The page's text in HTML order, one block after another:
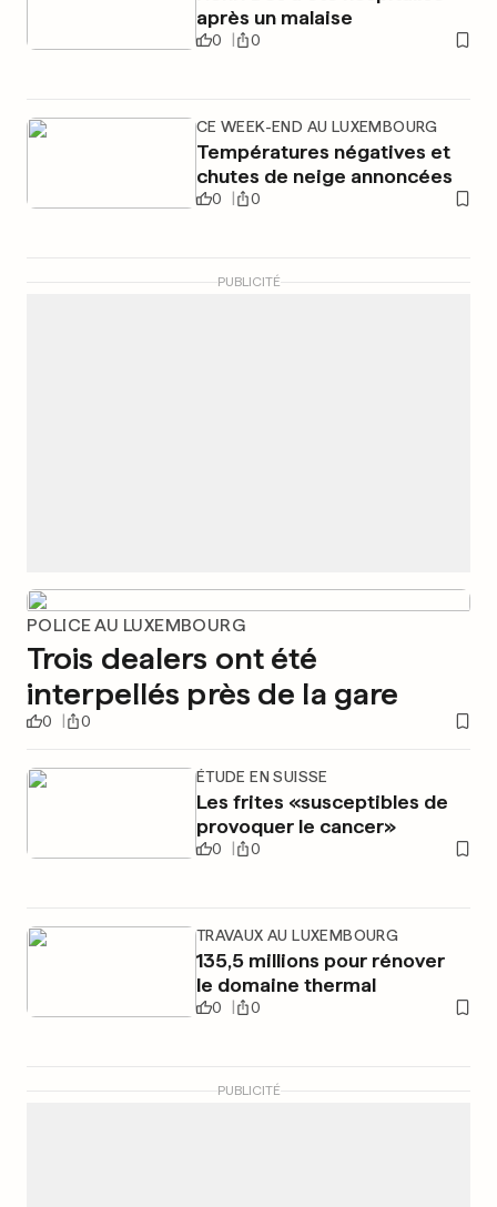
après un malaise
0 0
CE WEEK-END AU LUXEMBOURG
Températures négatives et
chutes de neige annoncées
0 0
PUBLICITÉ
POLICE AU LUXEMBOURG
Trois dealers ont été
interpellés près de la gare
0 0
ÉTUDE EN SUISSE
Les frites «susceptibles de
provoquer le cancer»
0 0
TRAVAUX AU LUXEMBOURG
135,5 millions pour rénover
le domaine thermal
0 0
PUBLICITÉ